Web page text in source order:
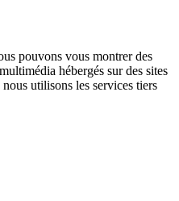
pouvons vous montrer des
hébergés sur des sites
utilisons les services tiers